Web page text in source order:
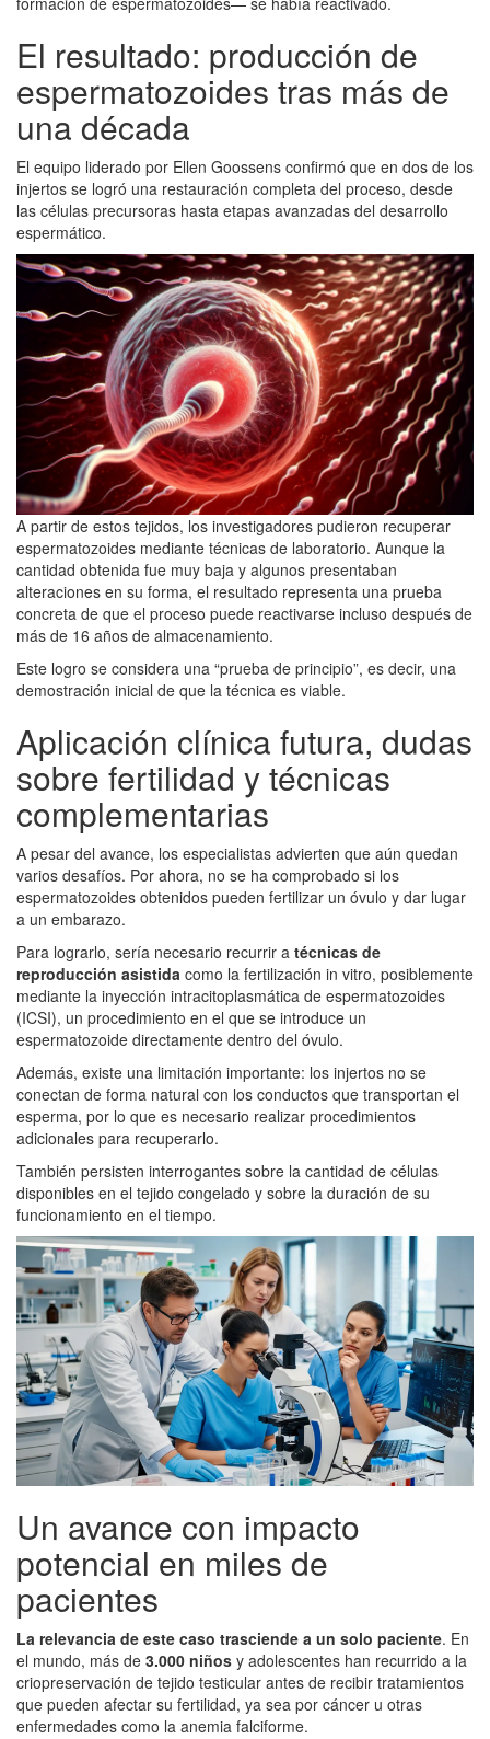
El resultado: producción de
espermatozoides tras más de
una década
El equipo liderado por Ellen Goossens confirmó que en dos de los
injertos se logró una restauración completa del proceso, desde
las células precursoras hasta etapas avanzadas del desarrollo
espermático.
A partir de estos tejidos, los investigadores pudieron recuperar
espermatozoides mediante técnicas de laboratorio. Aunque la
cantidad obtenida fue muy baja y algunos presentaban
alteraciones en su forma, el resultado representa una prueba
concreta de que el proceso puede reactivarse incluso después de
más de 16 años de almacenamiento.
Este logro se considera una “prueba de principio”, es decir, una
demostración inicial de que la técnica es viable.
Aplicación clínica futura, dudas
sobre fertilidad y técnicas
complementarias
A pesar del avance, los especialistas advierten que aún quedan
varios desafíos. Por ahora, no se ha comprobado si los
espermatozoides obtenidos pueden fertilizar un óvulo y dar lugar
a un embarazo.
Para lograrlo, sería necesario recurrir a técnicas de
reproducción asistida como la fertilización in vitro, posiblemente
mediante la inyección intracitoplasmática de espermatozoides
(ICSI), un procedimiento en el que se introduce un
espermatozoide directamente dentro del óvulo.
Además, existe una limitación importante: los injertos no se
conectan de forma natural con los conductos que transportan el
esperma, por lo que es necesario realizar procedimientos
adicionales para recuperarlo.
También persisten interrogantes sobre la cantidad de células
disponibles en el tejido congelado y sobre la duración de su
funcionamiento en el tiempo.
Un avance con impacto
potencial en miles de
pacientes
La relevancia de este caso trasciende a un solo paciente. En
el mundo, más de 3.000 niños y adolescentes han recurrido a la
criopreservación de tejido testicular antes de recibir tratamientos
que pueden afectar su fertilidad, ya sea por cáncer u otras
enfermedades como la anemia falciforme.